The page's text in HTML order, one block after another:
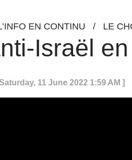
EN CONTINU / LE
Israël
11 June 2022 1:59 AM ]